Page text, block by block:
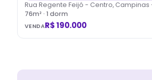
Rua Regente Feijó - Centro, Campinas
76m² · 1 dorm
VENDAR$ 190.000